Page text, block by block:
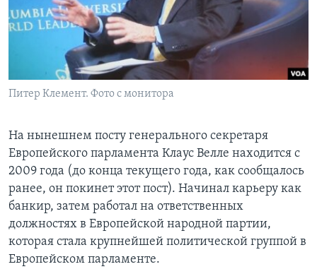
Питер Клемент. Фото с монитора
На нынешнем посту генерального секретаря
Европейского парламента Клаус Велле находится с
2009 года (до конца текущего года, как сообщалось
ранее, он покинет этот пост). Начинал карьеру как
банкир, затем работал на ответственных
должностях в Европейской народной партии,
которая стала крупнейшей политической группой в
Европейском парламенте.